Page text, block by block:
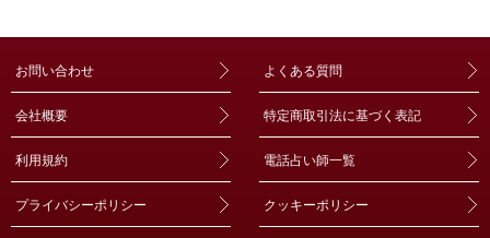
お問い合わせ よくある質問
会社概要 特定商取引法に基づく表記
利用規約 電話占い師一覧
プライバシーポリシー クッキーポリシー